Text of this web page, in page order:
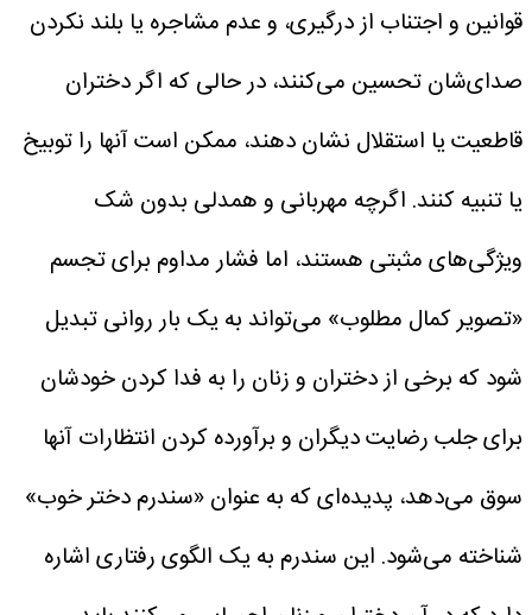
قوانین و اجتناب از درگیری، و عدم مشاجره یا بلند نکردن
صدای‌شان تحسین می‌کنند، در حالی که اگر دختران
قاطعیت یا استقلال نشان دهند، ممکن است آنها را توبیخ
یا تنبیه کنند. اگرچه مهربانی و همدلی بدون شک
ویژگی‌های مثبتی هستند، اما فشار مداوم برای تجسم
«تصویر کمال مطلوب» می‌تواند به یک بار روانی تبدیل
شود که برخی از دختران و زنان را به فدا کردن خودشان
برای جلب رضایت دیگران و برآورده کردن انتظارات آنها
سوق می‌دهد، پدیده‌ای که به عنوان «سندرم دختر خوب»
شناخته می‌شود. این سندرم به یک الگوی رفتاری اشاره